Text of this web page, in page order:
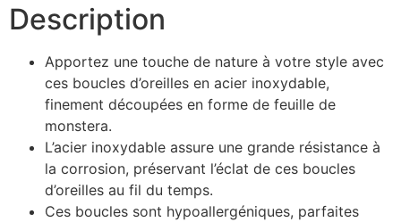
Description
Apportez une touche de nature à votre style avec
ces boucles d’oreilles en acier inoxydable,
finement découpées en forme de feuille de
monstera.
L’acier inoxydable assure une grande résistance à
la corrosion, préservant l’éclat de ces boucles
d’oreilles au fil du temps.
Ces boucles sont hypoallergéniques, parfaites